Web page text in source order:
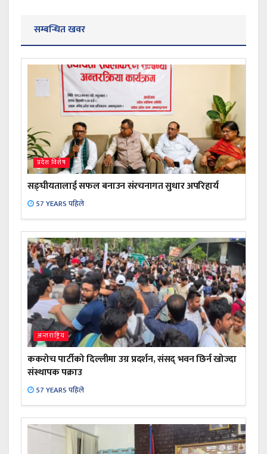
सम्बन्धित खवर
प्रदेश विशेष
सङ्घीयतालाई सफल बनाउन संरचनागत सुधार अपरिहार्य
57 YEARS पहिले
अन्तराष्ट्रिय
ककरोच पार्टीको दिल्लीमा उग्र प्रदर्शन, संसद् भवन छिर्न खोज्दा
संस्थापक पक्राउ
57 YEARS पहिले